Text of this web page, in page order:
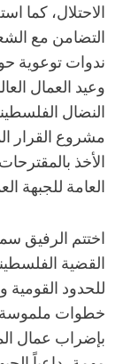
الاحتلال، كما
التضامن مع
ندوات توعوية
وعيد العمال
النضال
مشروع القرار
الأخذ
العامة للجبهة
اختتم الرفيق
القضية
للحدود
خطوات ملموسة